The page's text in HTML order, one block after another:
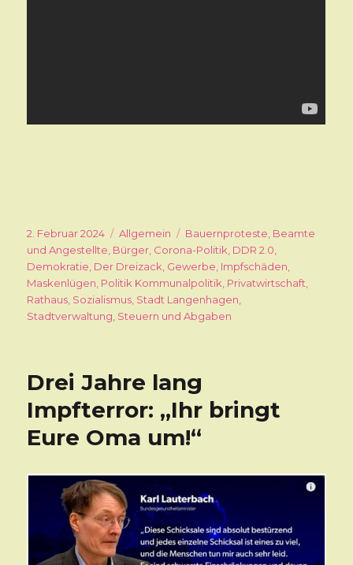
Veröffentlicht
am
2. Februar 2024 Kategorien
Allgemein Schlagwörter
Bauernproteste, Beamte
und Angestellte, Bürger, Corona-Politik, DDR 2.0,
Demokratie, Der Dreizack, Gewerbe, Impfschäden,
Maskenlügen, Politik Kommunalpolitik, Privatwirtschaft,
Rathaus, Sozialismus, Stadt Langenhagen,
Stadtverwaltung, Steuern und Abgaben
Drei Jahre lang
Impfterror: „Ihr bringt
Eure Oma um!“